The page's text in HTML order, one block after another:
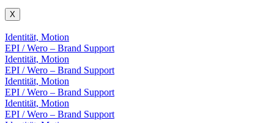
X
Identität, Motion
EPI / Wero – Brand Support
Identität, Motion
EPI / Wero – Brand Support
Identität, Motion
EPI / Wero – Brand Support
Identität, Motion
EPI / Wero – Brand Support